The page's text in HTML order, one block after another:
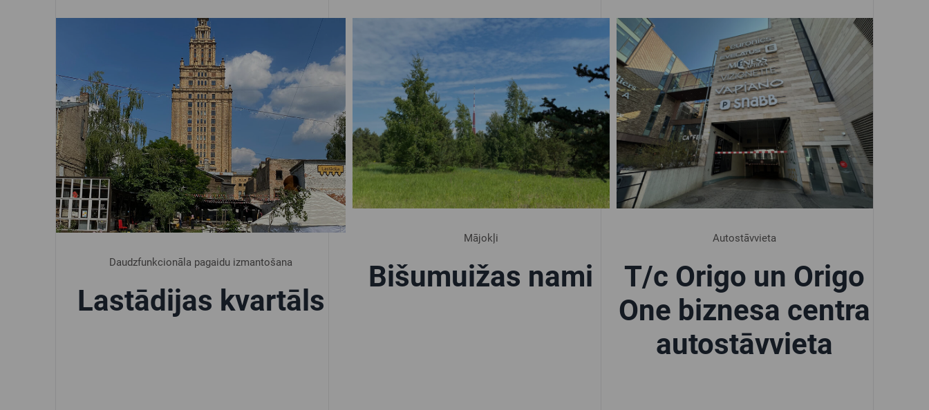
Lastādijas kvartāls
Daudzfunkcionāla pagaidu izmantošana Bišumuižas nami
Mājokļi
T/c Origo un Origo
One biznesa centra
autostāvvieta
Autostāvvieta